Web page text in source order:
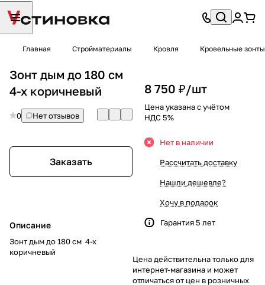
Главная Стройматериалы Кровля Кровельные
Зонт дым до 180 см
4-х коричневый
0 Нет отзывов
Заказать
Описание
Зонт дым до 180 см 4-х
коричневый
8 750 ₽/шт
Цена указана с учётом
НДС 5%
Нет в наличии
Рассчитать доставку
Нашли дешевле?
Хочу в подарок
Гарантия 5 лет
Цена действительна только для
интернет-магазина и может
отличаться от цен в розничных